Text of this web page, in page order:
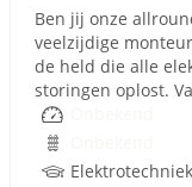
Ben jij onze
veelzijdige
de held die alle
storingen oplost.